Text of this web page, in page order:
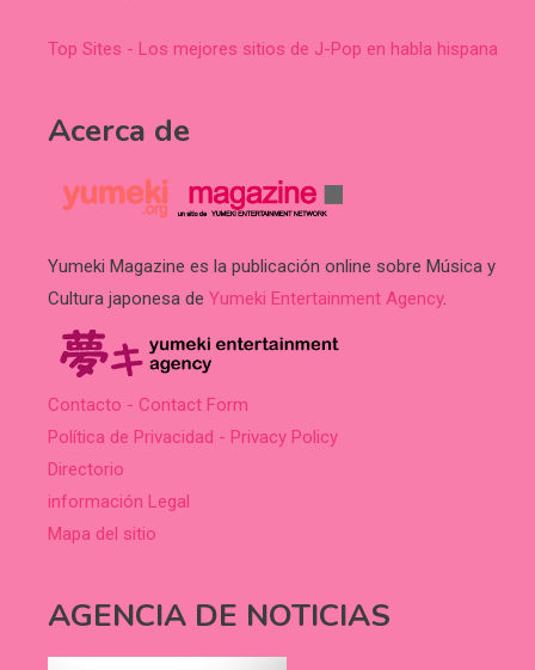
Top Sites - Los mejores sitios de J-Pop en habla hispana
Acerca de
Yumeki Magazine es la publicación online sobre Música y
Cultura japonesa de Yumeki Entertainment Agency.
Contacto - Contact Form
Política de Privacidad - Privacy Policy
Directorio
información Legal
Mapa del sitio
AGENCIA DE NOTICIAS